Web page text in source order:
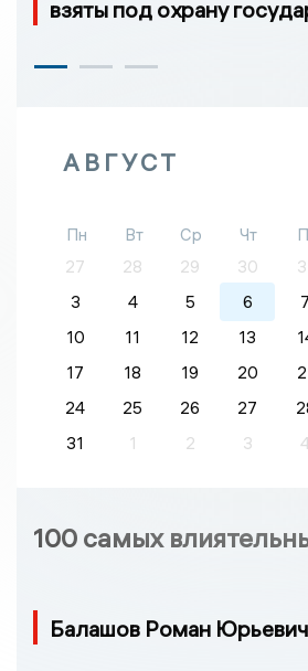
взяты под охрану
АВГУСТ
Пн Вт Ср Чт
27
28 29 30
3
4 5 6 7
10
11 12 13
17
18 19 20
24
25 26 27
31
1 2 3 4
100 самых
Балашов Роман Юрьевич